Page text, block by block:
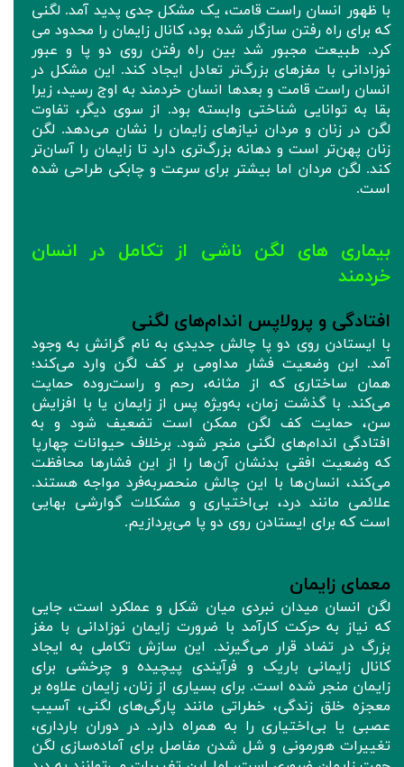
با ظهور انسان راست قامت، یک مشکل جدی پدید آمد. لگنی
که برای راه رفتن سازگار شده بود، کانال زایمان را محدود می
کرد. طبیعت مجبور شد بین راه رفتن روی دو پا و عبور
نوزادانی با مغزهای بزرگ‌تر تعادل ایجاد کند. این مشکل در
انسان راست قامت و بعدها انسان خردمند به اوج رسید، زیرا
بقا به توانایی شناختی وابسته بود. از سوی دیگر، تفاوت
لگن در زنان و مردان نیازهای زایمان را نشان می‌دهد. لگن
زنان پهن‌تر است و دهانه بزرگ‌تری دارد تا زایمان را آسان‌تر
کند. لگن مردان اما بیشتر برای سرعت و چابکی طراحی شده
است.
بیماری های لگن ناشی از تکامل در انسان
خردمند
افتادگی و پرولاپس اندام‌های لگنی
با ایستادن روی دو پا چالش جدیدی به نام گرانش به وجود
آمد. این وضعیت فشار مداومی بر کف لگن وارد می‌کند؛
همان ساختاری که از مثانه، رحم و راست‌روده حمایت
می‌کند. با گذشت زمان، به‌ویژه پس از زایمان یا با افزایش
سن، حمایت کف لگن ممکن است تضعیف شود و به
افتادگی اندام‌های لگنی منجر شود. برخلاف حیوانات چهارپا
که وضعیت افقی بدنشان آن‌ها را از این فشارها محافظت
می‌کند، انسان‌ها با این چالش منحصربه‌فرد مواجه هستند.
علائمی مانند درد، بی‌اختیاری و مشکلات گوارشی بهایی
است که برای ایستادن روی دو پا می‌پردازیم.
معمای زایمان
لگن انسان میدان نبردی میان شکل و عملکرد است، جایی
که نیاز به حرکت کارآمد با ضرورت زایمان نوزادانی با مغز
بزرگ در تضاد قرار می‌گیرند. این سازش تکاملی به ایجاد
کانال زایمانی باریک و فرآیندی پیچیده و چرخشی برای
زایمان منجر شده است. برای بسیاری از زنان، زایمان علاوه بر
معجزه خلق زندگی، خطراتی مانند پارگی‌های لگنی، آسیب
عصبی یا بی‌اختیاری را به همراه دارد. در دوران بارداری،
تغییرات هورمونی و شل شدن مفاصل برای آماده‌سازی لگن